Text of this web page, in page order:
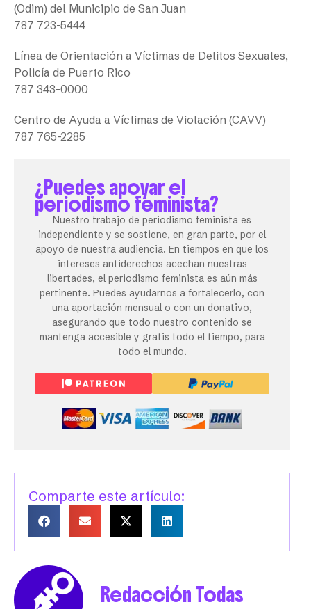
(Odim) del Municipio de San Juan
787 723-5444
Línea de Orientación a Víctimas de Delitos Sexuales,
Policía de Puerto Rico
787 343-0000
Centro de Ayuda a Víctimas de Violación (CAVV)
787 765-2285
¿Puedes apoyar el
periodismo feminista?
Nuestro trabajo de periodismo feminista es
independiente y se sostiene, en gran parte, por el
apoyo de nuestra audiencia. En tiempos en que los
intereses antiderechos acechan nuestras
libertades, el periodismo feminista es aún más
pertinente. Puedes ayudarnos a fortalecerlo, con
una aportación mensual o con un donativo,
asegurando que todo nuestro contenido se
mantenga accesible y gratis todo el tiempo, para
todo el mundo.
Comparte este artículo:
Redacción Todas